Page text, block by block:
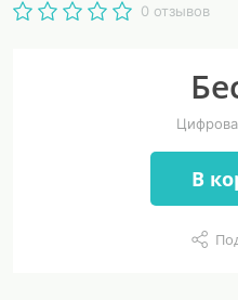
0 отзывов
В